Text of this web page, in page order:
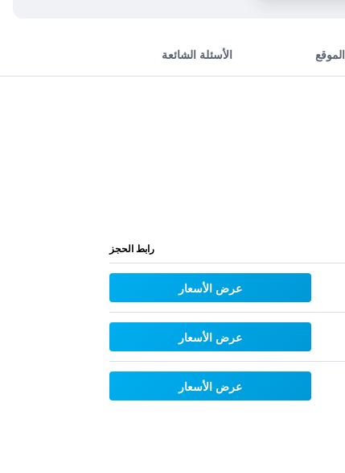
الموقع الأسئلة الشائعة
رابط الحجز
عرض الأسعار
عرض الأسعار
عرض الأسعار